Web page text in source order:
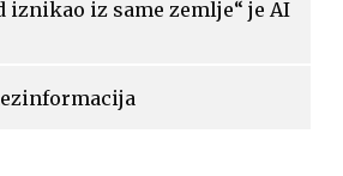
iznikao iz same zemlje“ je AI